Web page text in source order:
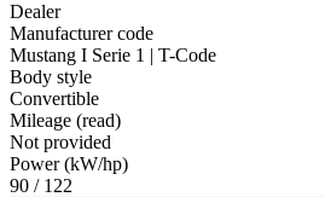
Dealer
Manufacturer code
Mustang I Serie 1 | T-Code
Body style
Convertible
Mileage (read)
Not provided
Power (kW/hp)
90 / 122